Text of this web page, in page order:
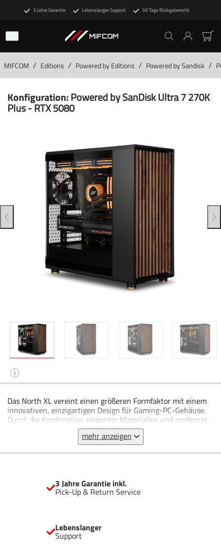
3 Jahre Garantie Lebenslanger Support 30 Tage Rückgaberecht
MIFCOM / Editions / Powered by Editions / Powered by Sandisk /
Konfiguration:Powered by SanDisk Ultra 7 270K
Plus - RTX 5080
i
Das North XL vereint einen größeren Formfaktor mit einem
innovativen, einzigartigen Design für Gaming-PC-Gehäuse.
Durch die Kombination eleganter Materialien und moderner
Airflow-Technologie wird das North XL zu einer stilvollen
Ergänzung für jeden Wohnbereich. Im Innenraum bietet es
ein geräumiges, flexibles und intuitives Layout, sodass
Nutzer stets das beste Erlebnis erhalten, von der Installation
mehr anzeigen
3 Jahre Garantie inkl.
Pick-Up & Return Service
Lebenslanger
Support